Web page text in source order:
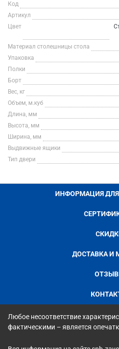
Код
Артикул
Цвет
Материал столешницы стола
Упаковка
Полки
Борт
Вес, кг
Объем, м.куб
Длина, мм
Высота, мм
Ширина, мм
Выдвижные ящики
Тип двери
ИНФОРМАЦИЯ
ДОСТАВКА И
Любое несоответствие
фактическими – является